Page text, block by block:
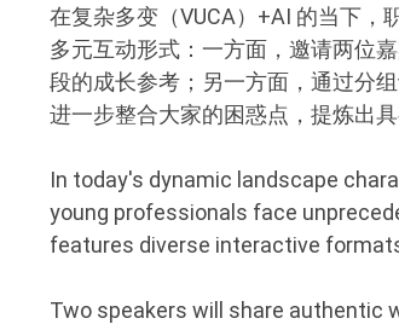
在复杂多变（VUCA） +AI 的当下，
多元互动形式：一方面，邀请两位
段的成长参考；另一方面，通过分
进一步整合大家的困惑点，提炼出
In today's dynamic landscape
young professionals face
features diverse interactive
Two speakers will share authentic